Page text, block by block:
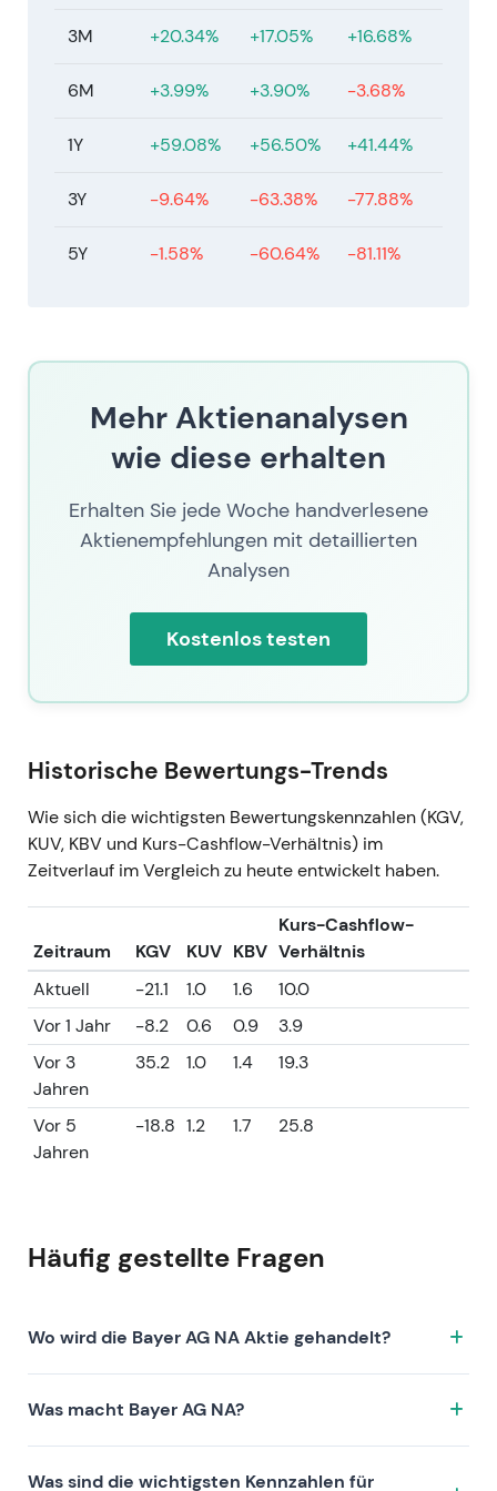
3M +20.34% +17.05% +16.68%
6M +3.99% +3.90% -3.68%
1Y +59.08% +56.50% +41.44%
3Y -9.64% -63.38% -77.88%
5Y -1.58% -60.64% -81.11%
Mehr Aktienanalysen
wie diese erhalten
Erhalten Sie jede Woche handverlesene
Aktienempfehlungen mit detaillierten
Analysen
Kostenlos testen
Historische Bewertungs-Trends
Wie sich die wichtigsten Bewertungskennzahlen (KGV,
KUV, KBV und Kurs-Cashflow-Verhältnis) im
Zeitverlauf im Vergleich zu heute entwickelt haben.
Zeitraum KGV KUV KBV
Kurs-Cashflow-
Verhältnis
Aktuell
-21.1 1.0 1.6
10.0
Vor 1 Jahr
-8.2 0.6 0.9
3.9
Vor 3
Jahren
35.2 1.0 1.4 19.3
Vor 5
Jahren
-18.8 1.2 1.7 25.8
Häufig gestellte Fragen
Wo wird die Bayer AG NA Aktie gehandelt?
BAYN.XETRA an der Börse XETRA gehandelt. ISIN:
DE000BAY0017.
Was macht Bayer AG NA?
Was sind die wichtigsten Kennzahlen für